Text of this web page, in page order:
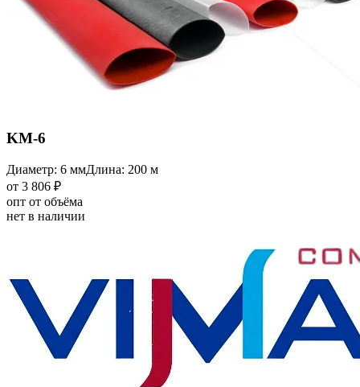
KM-6
Диаметр: 6 ммДлина: 200 м
от 3 806 ₽
опт от объёма
нет в наличии